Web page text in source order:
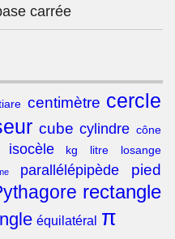
carrée
centimètre cercle
cube cylindre cône
isocèle kg litre
losange
parallélépipède pied
rectangle
équilatéral π